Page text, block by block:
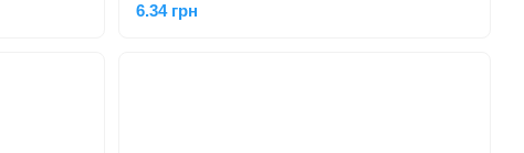
6.34 грн